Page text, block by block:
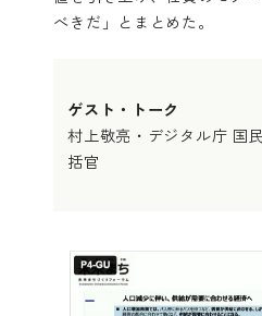
べきだ」とまとめた。
ゲスト・トーク
村上敬亮・デジタル庁 国
括官